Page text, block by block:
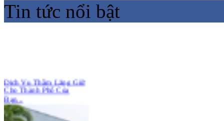
Tin tức nổi bật